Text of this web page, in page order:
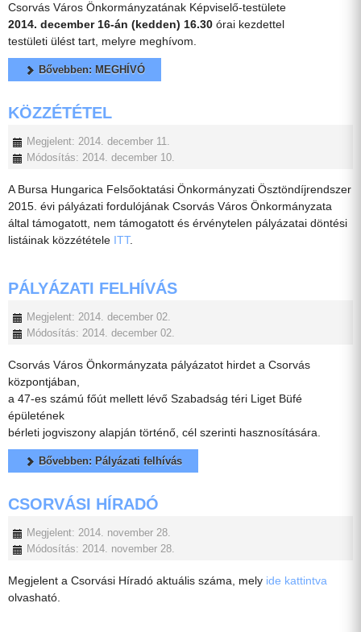
Csorvás Város Önkormányzatának Képviselő-testülete
2014. december 16-án (kedden) 16.30 órai kezdettel
testületi ülést tart, melyre meghívom.
Bővebben: MEGHÍVÓ
KÖZZÉTÉTEL
Megjelent: 2014. december 11.
Módosítás: 2014. december 10.
A Bursa Hungarica Felsőoktatási Önkormányzati Ösztöndíjrendszer
2015. évi pályázati fordulójának Csorvás Város Önkormányzata
által támogatott, nem támogatott és érvénytelen pályázatai döntési
listáinak közzététele ITT.
PÁLYÁZATI FELHÍVÁS
Megjelent: 2014. december 02.
Módosítás: 2014. december 02.
Csorvás Város Önkormányzata pályázatot hirdet a Csorvás
központjában,
a 47-es számú főút mellett lévő Szabadság téri Liget Büfé
épületének
bérleti jogviszony alapján történő, cél szerinti hasznosítására.
Bővebben: Pályázati felhívás
CSORVÁSI HÍRADÓ
Megjelent: 2014. november 28.
Módosítás: 2014. november 28.
Megjelent a Csorvási Híradó aktuális száma, mely ide kattintva
olvasható.